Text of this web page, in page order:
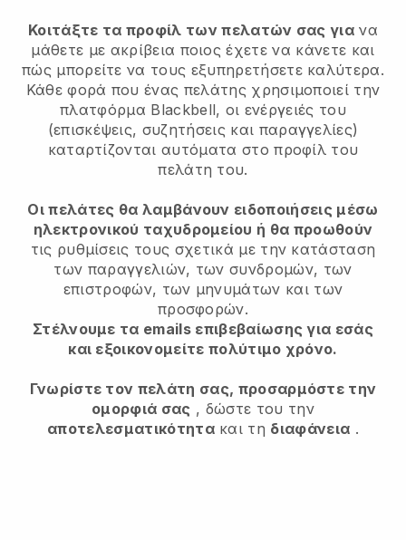
Κοιτάξτε τα προφίλ των πελατών σας για να
μάθετε με ακρίβεια ποιος έχετε να κάνετε και
πώς μπορείτε να τους εξυπηρετήσετε καλύτερα.
Κάθε φορά που ένας πελάτης χρησιμοποιεί την
πλατφόρμα Blackbell, οι ενέργειές του
(επισκέψεις, συζητήσεις και παραγγελίες)
καταρτίζονται αυτόματα στο προφίλ του
πελάτη του.
Οι πελάτες θα λαμβάνουν ειδοποιήσεις μέσω
ηλεκτρονικού ταχυδρομείου ή θα προωθούν
τις ρυθμίσεις τους σχετικά με την κατάσταση
των παραγγελιών, των συνδρομών, των
επιστροφών, των μηνυμάτων και των
προσφορών.
Στέλνουμε τα emails επιβεβαίωσης για εσάς
και εξοικονομείτε πολύτιμο χρόνο.
Γνωρίστε τον πελάτη σας, προσαρμόστε την
ομορφιά σας , δώστε του την
αποτελεσματικότητακαι τη διαφάνεια .